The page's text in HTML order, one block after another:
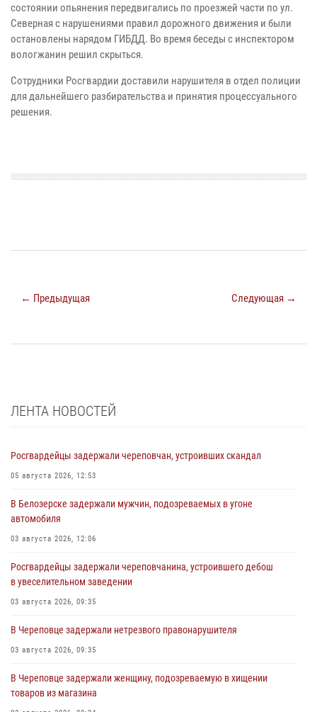
состоянии опьянения передвигались по проезжей части по ул.
Северная с нарушениями правил дорожного движения и были
остановлены нарядом ГИБДД. Во время беседы с инспектором
вологжанин решил скрыться.
Сотрудники Росгвардии доставили нарушителя в отдел полиции
для дальнейшего разбирательства и принятия процессуального
решения.
← Предыдущая Следующая →
ЛЕНТА НОВОСТЕЙ
Росгвардейцы задержали череповчан, устроивших скандал
05 августа 2026, 12:53
В Белозерске задержали мужчин, подозреваемых в угоне
автомобиля
03 августа 2026, 12:06
Росгвардейцы задержали череповчанина, устроившего дебош
в увеселительном заведении
03 августа 2026, 09:35
В Череповце задержали нетрезвого правонарушителя
03 августа 2026, 09:35
В Череповце задержали женщину, подозреваемую в хищении
товаров из магазина